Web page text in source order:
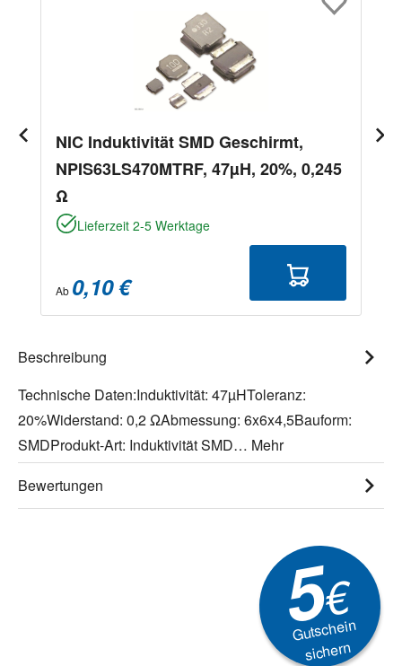
NIC Induktivität SMD Geschirmt,
NPIS63LS470MTRF, 47µH, 20%, 0,245
Ω
Lieferzeit 2-5 Werktage
Ab 0,10 €
Beschreibung
Technische Daten:Induktivität: 47µHToleranz:
20%Widerstand: 0,2 ΩAbmessung: 6x6x4,5Bauform:
SMDProdukt-Art: Induktivität SMD… Mehr
Bewertungen
5€
Gutschein
sichern